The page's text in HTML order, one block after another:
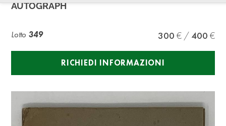
AUTOGRAPH
Lotto 349 300 400
RICHIEDI INFORMAZIONI